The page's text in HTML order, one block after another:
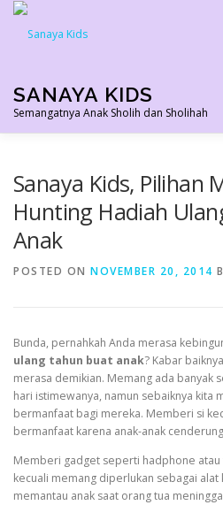
Skip
content
SANAYA KIDS
Semangatnya Anak Sholih dan Sholihah
AGEN RESMI
Sanaya Kids, Pilihan
Hunting Hadiah
Anak
POSTED ON NOVEMBER 20, 2014
Bunda, pernahkah Anda merasa
ulang tahun buat anak? Kabar
merasa demikian. Memang ada banyak
hari istimewanya, namun sebaiknya kita
bermanfaat bagi mereka. Memberi si
bermanfaat karena anak-anak
Memberi gadget seperti hadphone
kecuali memang diperlukan sebagai alat
memantau anak saat orang tua